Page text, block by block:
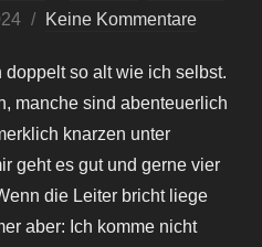
Keine Kommentare
so alt wie ich selbst.
manche sind abenteuerlich
knarzen unter
geht es gut und gerne vier
die Leiter bricht liege
aber: Ich komme nicht